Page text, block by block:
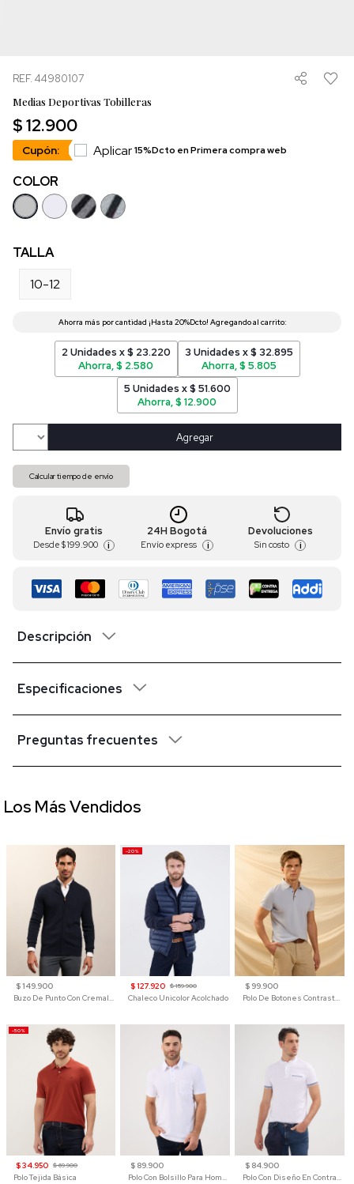
REF. 44980107
Medias Deportivas Tobilleras
$ 12.900
Cupón: Aplicar15%Dcto en Primera compra web
COLOR
TALLA
10-12
2 Unidades x $ 23.220
Ahorra, $ 2.580
3 Unidades x $ 32.895
Ahorra, $ 5.805
5 Unidades x $ 51.600
Ahorra, $ 12.900
Agregar
Calcular tiempo de envío
Envío gratis
Desde $ 199.900 i
24H Bogotá
Envío express i
Devoluciones
Sin costo i
Descripción
Especificaciones
Preguntas frecuentes
$ 149.900
Buzo De Punto Con Cremallera Para Hombre
-20%
$ 127.920 $ 159.900
Chaleco Unicolor Acolchado
$ 99.900
Polo De Botones Contraste Para Hombre
-50%
$ 34.950 $ 69.900
Polo Tejida Básica
$ 89.900
Polo Con Bolsillo Para Hombre
$ 84.900
Polo Con Diseño En Contraste
Los Más Vendidos